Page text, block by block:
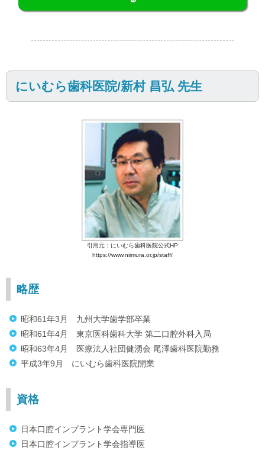
にいむら歯科医院/新村 昌弘 先生
引用元：にいむら歯科医院公式HP
https://www.niimura.or.jp/staff/
略歴
昭和61年3月 九州大学歯学部卒業
昭和61年4月 東京医科歯科大学 第二口腔外科入局
昭和63年4月 医療法人社団健湧会 尾澤歯科医院勤務
平成3年9月 にいむら歯科医院開業
資格
日本口腔インプラント学会専門医
日本口腔インプラント学会指導医